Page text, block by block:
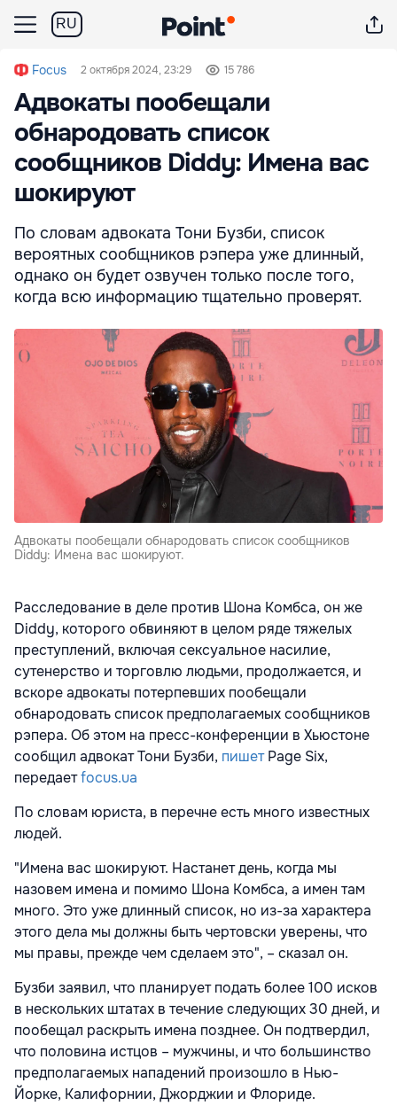
RU
Focus 2 октября 2024, 23:29 15 786
Адвокаты пообещали
обнародовать список
сообщников Diddy: Имена вас
шокируют
По словам адвоката Тони Бузби, список
вероятных сообщников рэпера уже длинный,
однако он будет озвучен только после того,
когда всю информацию тщательно проверят.
Адвокаты пообещали обнародовать список сообщников
Diddy: Имена вас шокируют.
Расследование в деле против Шона Комбса, он же
Diddy, которого обвиняют в целом ряде тяжелых
преступлений, включая сексуальное насилие,
сутенерство и торговлю людьми, продолжается, и
вскоре адвокаты потерпевших пообещали
обнародовать список предполагаемых сообщников
рэпера. Об этом на пресс-конференции в Хьюстоне
сообщил адвокат Тони Бузби, пишет Page Six,
передаетfocus.ua
По словам юриста, в перечне есть много известных
людей.
"Имена вас шокируют. Настанет день, когда мы
назовем имена и помимо Шона Комбса, а имен там
много. Это уже длинный список, но из-за характера
этого дела мы должны быть чертовски уверены, что
мы правы, прежде чем сделаем это", – сказал он.
Бузби заявил, что планирует подать более 100 исков
в нескольких штатах в течение следующих 30 дней, и
пообещал раскрыть имена позднее. Он подтвердил,
что половина истцов – мужчины, и что большинство
предполагаемых нападений произошло в Нью-
Йорке, Калифорнии, Джорджии и Флориде.